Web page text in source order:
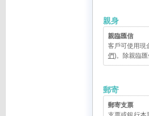
親身
親臨匯信
客戶可使用現
們)。除親臨
郵寄
郵寄支票